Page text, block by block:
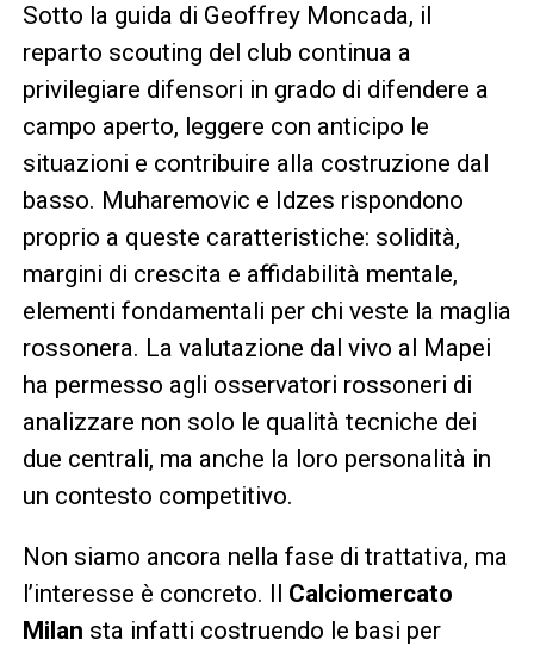
Sotto la guida di Geoffrey Moncada, il
reparto scouting del club continua a
privilegiare difensori in grado di difendere a
campo aperto, leggere con anticipo le
situazioni e contribuire alla costruzione dal
basso. Muharemovic e Idzes rispondono
proprio a queste caratteristiche: solidità,
margini di crescita e affidabilità mentale,
elementi fondamentali per chi veste la maglia
rossonera. La valutazione dal vivo al Mapei
ha permesso agli osservatori rossoneri di
analizzare non solo le qualità tecniche dei
due centrali, ma anche la loro personalità in
un contesto competitivo.
Non siamo ancora nella fase di trattativa, ma
l’interesse è concreto. Il Calciomercato
Milan sta infatti costruendo le basi per